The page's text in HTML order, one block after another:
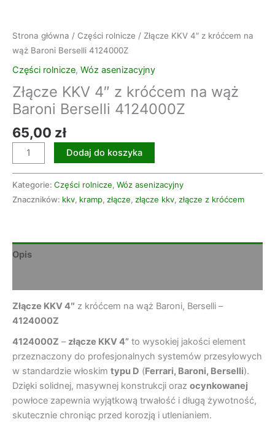
Strona główna / Części rolnicze / Złącze KKV 4″ z króćcem na
wąż Baroni Berselli 4124000Z
Części rolnicze, Wóz asenizacyjny
Złącze KKV 4″ z króćcem na wąż
Baroni Berselli 4124000Z
65,00 zł
Dodaj do koszyka
Kategorie: Części rolnicze, Wóz asenizacyjny
Znaczników: kkv, kramp, złącze, złącze kkv, złącze z króćcem
Opis
Złącze KKV 4″ z króćcem na wąż Baroni, Berselli –
4124000Z
4124000Z – złącze KKV 4” to wysokiej jakości element
przeznaczony do profesjonalnych systemów przesyłowych
w standardzie włoskim typu D (Ferrari, Baroni, Berselli).
Dzięki solidnej, masywnej konstrukcji oraz ocynkowanej
powłoce zapewnia wyjątkową trwałość i długą żywotność,
skutecznie chroniąc przed korozją i utlenianiem.